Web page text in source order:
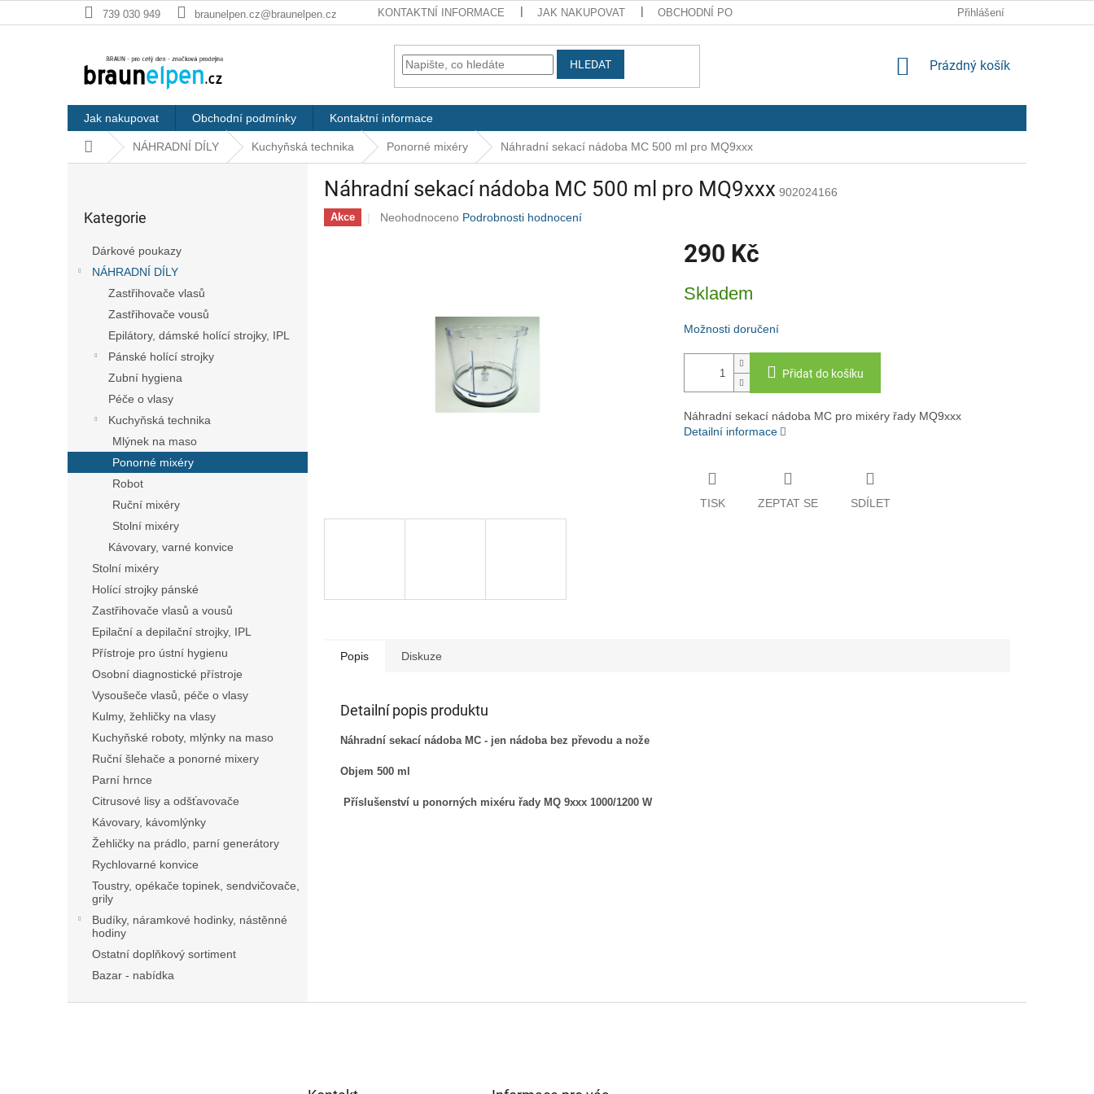
na
739 030 949 braunelpen.cz@braunelpen.cz KONTAKTNÍ INFORMACE JAK NAKUPOVAT OBCHODNÍ PODMÍNKY ZPRACOVÁNÍ OSOBNÍCH ÚDAJŮPřihlášení
HLEDAT
NÁKUPNÍ
Prázdný košík
Jak nakupovat Obchodní podmínky Kontaktní informace
Domů NÁHRADNÍ DÍLY Kuchyňská technika Ponorné mixéry Náhradní sekací nádoba MC 500 ml pro MQ9xxx
kategorie
Kategorie
Dárkové poukazy
NÁHRADNÍ DÍLY
Zastřihovače vlasů
Zastřihovače vousů
Epilátory, dámské holící strojky, IPL
Pánské holící strojky
Zubní hygiena
Péče o vlasy
Kuchyňská technika
Mlýnek na maso
Ponorné mixéry
Robot
Ruční mixéry
Stolní mixéry
Kávovary, varné konvice
Stolní mixéry
Holící strojky pánské
Zastřihovače vlasů a vousů
Epilační a depilační strojky, IPL
Přístroje pro ústní hygienu
Osobní diagnostické přístroje
Vysoušeče vlasů, péče o vlasy
Kulmy, žehličky na vlasy
Kuchyňské roboty, mlýnky na maso
Ruční šlehače a ponorné mixery
Parní hrnce
Citrusové lisy a odšťavovače
Kávovary, kávomlýnky
Žehličky na prádlo, parní generátory
Rychlovarné konvice
Toustry, opékače topinek, sendvičovače,
grily
Budíky, náramkové hodinky, nástěnné
hodiny
Ostatní doplňkový sortiment
Bazar - nabídka
Náhradní sekací nádoba MC 500 ml pro MQ9xxx 902024166
Akce
Průměrné
Neohodnoceno Podrobnosti hodnocení
290 Kč
cena:
Skladem
Možnosti doručení
Přidat do košíku
Náhradní sekací nádoba MC pro mixéry řady MQ9xxx
Detailní informace
TISK ZEPTAT SE SDÍLET
Popis Diskuze
Detailní popis produktu
Náhradní sekací nádoba MC - jen nádoba bez převodu a nože
Objem 500 ml
Příslušenství u ponorných mixéru řady MQ 9xxx 1000/1200 W